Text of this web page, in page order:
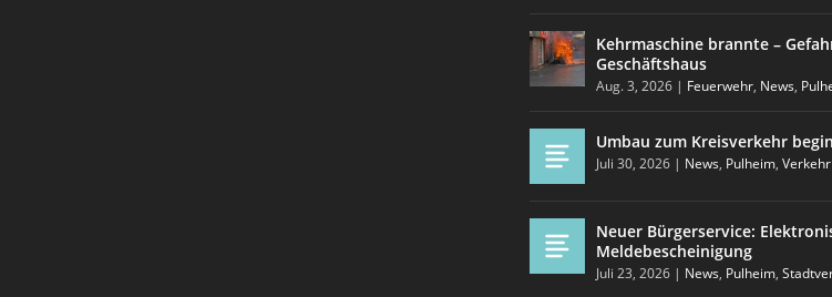
Kehrmaschine brannte –
Geschäftshaus
Aug. 3, 2026 | Feuerwehr, News,
Umbau zum Kreisverkehr
Juli 30, 2026 | News, Pulheim,Verkehr
Neuer Bürgerservice:
Meldebescheinigung
Juli 23, 2026 | News, Pulheim,